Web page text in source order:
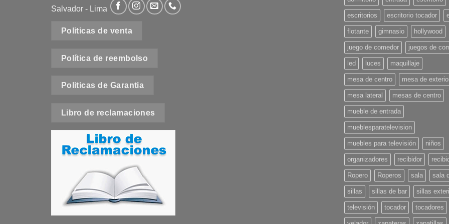
Salvador - Lima
Politicas de venta
Política de reembolso
Politicas de Garantia
Libro de reclamaciones
escritorios escritorio tocador
flotante gimnasio hollywood
juego de comedor juegos de
led luces maquillaje
mesa de centro mesa de
mesa lateral mesas de centro
mueble de entrada
mueblesparatelevision
muebles para televisión niños
organizadores recibidor
Ropero Roperos sala sala
sillas sillas de bar sillas
televisión tocador tocadores